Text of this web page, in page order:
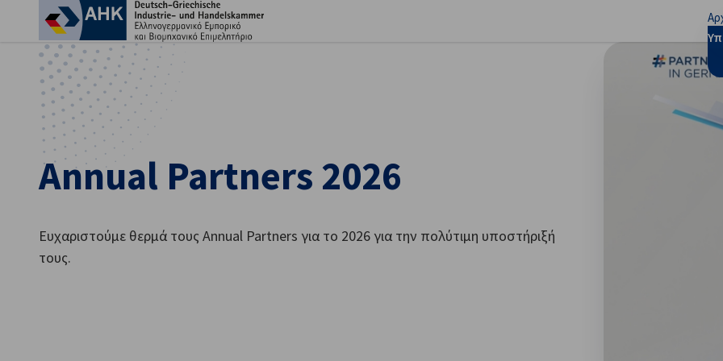
Annual Partners 2026
Ευχαριστούμε θερμά τους Annual Partners για το 2026 για την πολύτιμη υποστήριξή
τους.